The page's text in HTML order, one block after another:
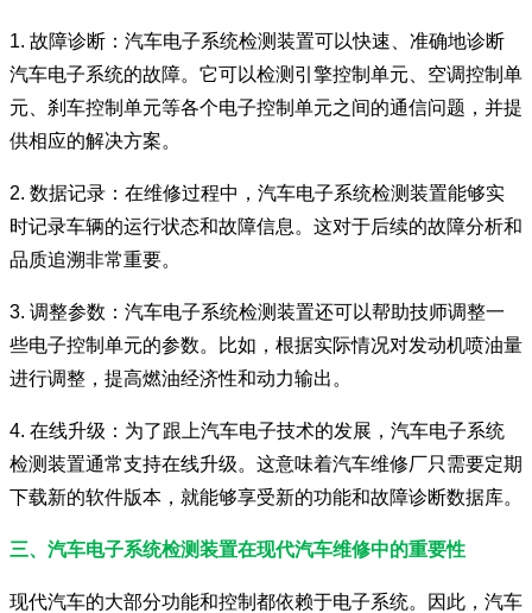
1. 故障诊断：汽车电子系统检测装置可以快速、准确地诊断
汽车电子系统的故障。它可以检测引擎控制单元、空调控制单
元、刹车控制单元等各个电子控制单元之间的通信问题，并提
供相应的解决方案。
2. 数据记录：在维修过程中，汽车电子系统检测装置能够实
时记录车辆的运行状态和故障信息。这对于后续的故障分析和
品质追溯非常重要。
3. 调整参数：汽车电子系统检测装置还可以帮助技师调整一
些电子控制单元的参数。比如，根据实际情况对发动机喷油量
进行调整，提高燃油经济性和动力输出。
4. 在线升级：为了跟上汽车电子技术的发展，汽车电子系统
检测装置通常支持在线升级。这意味着汽车维修厂只需要定期
下载新的软件版本，就能够享受新的功能和故障诊断数据库。
三、汽车电子系统检测装置在现代汽车维修中的重要性
现代汽车的大部分功能和控制都依赖于电子系统。因此，汽车